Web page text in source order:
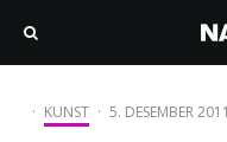
· KUNST · 5. DESEMBER 2011